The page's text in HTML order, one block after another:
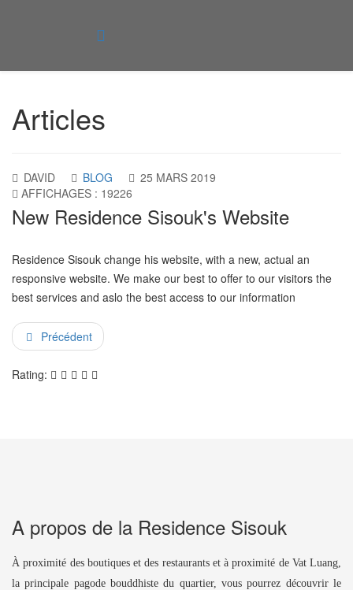
Articles
DAVID BLOG
25 MARS 2019
AFFICHAGES : 19226
New Residence Sisouk's Website
Residence Sisouk change his website, with a new, actual an
responsive website. We make our best to offer to our visitors the
best services and aslo the best access to our information
Précédent
Rating:
A propos de la Residence Sisouk
À proximité des boutiques et des restaurants et à proximité de Vat Luang,
la principale pagode bouddhiste du quartier, vous pourrez découvrir le